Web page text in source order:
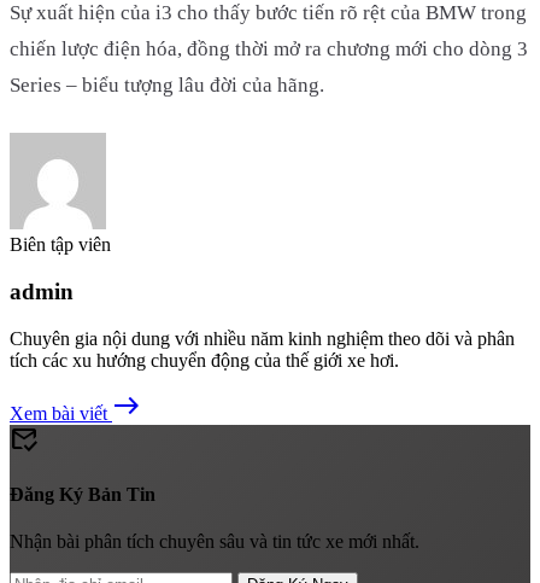
Sự xuất hiện của i3 cho thấy bước tiến rõ rệt của BMW trong
chiến lược điện hóa, đồng thời mở ra chương mới cho dòng 3
Series – biểu tượng lâu đời của hãng.
Biên tập viên
admin
Chuyên gia nội dung với nhiều năm kinh nghiệm theo dõi và phân
tích các xu hướng chuyển động của thế giới xe hơi.
Xem bài viết east
mark_email_read
Đăng Ký Bản Tin
Nhận bài phân tích chuyên sâu và tin tức xe mới nhất.